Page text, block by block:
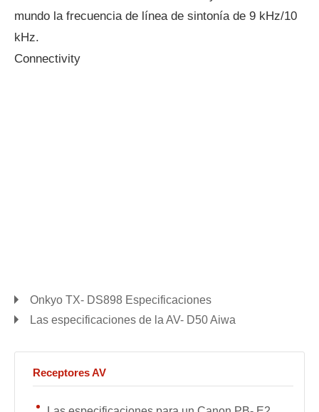
mundo la frecuencia de línea de sintonía de 9 kHz/10
kHz.
Connectivity
Onkyo TX- DS898 Especificaciones
Las especificaciones de la AV- D50 Aiwa
Receptores AV